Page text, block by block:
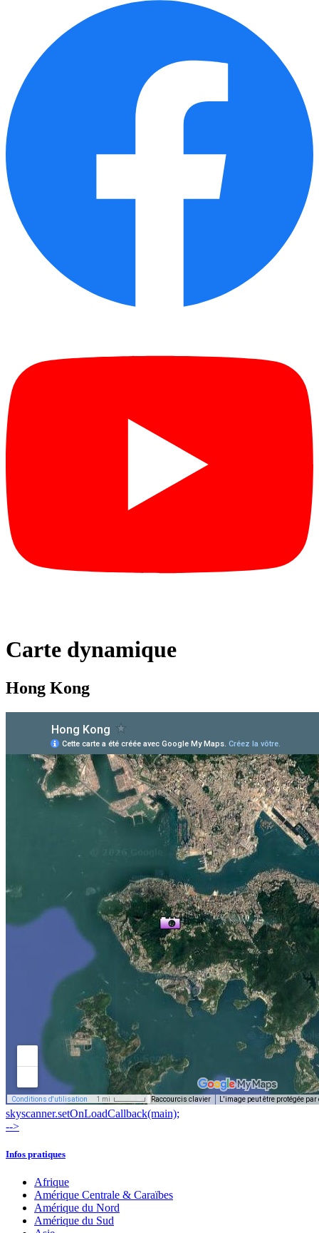
Carte dynamique
Hong Kong
skyscanner.setOnLoadCallback(main);
-->
Infos pratiques
Afrique
Amérique Centrale & Caraïbes
Amérique du Nord
Amérique du Sud